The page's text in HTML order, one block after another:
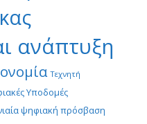
ανάπτυξη
Τεχνητή
Υποδομές
ψηφιακή πρόσβαση